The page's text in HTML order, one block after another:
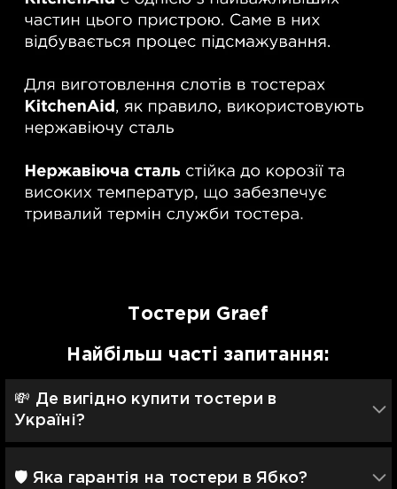
Тостери Graef
Найбільш часті запитання:
💸 Де вигідно купити тостери в
Україні?
🛡 Яка гарантія на тостери в Ябко?